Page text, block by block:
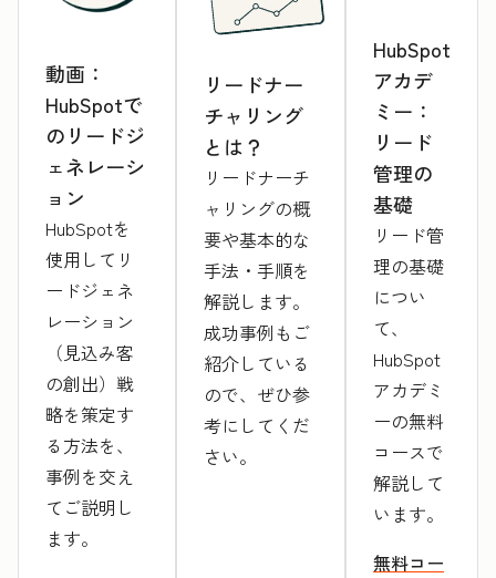
動画：
HubSpotで
のリードジ
ェネレーシ
ョン
HubSpotを
使用してリ
ードジェネ
レーション
（見込み客
の創出）戦
略を策定す
る方法を、
事例を交え
てご説明し
ます。
リードナー
チャリング
とは？
リードナーチ
ャリングの概
要や基本的な
手法・手順を
解説します。
成功事例もご
紹介している
ので、ぜひ参
考にしてくだ
さい。
HubSpot
アカデ
ミー：
リード
管理の
基礎
リード管
理の基礎
につい
て、
HubSpot
アカデミ
ーの無料
コースで
解説して
います。
無料コー